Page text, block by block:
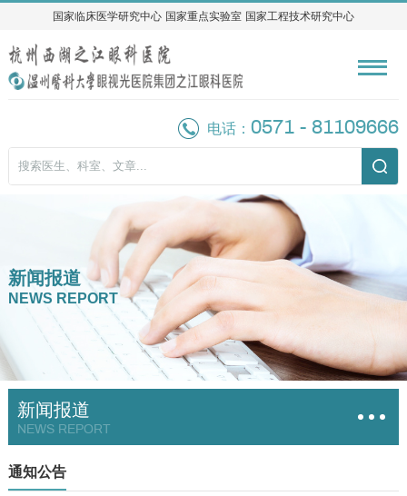
国家临床医学研究中心 国家重点实验室 国家工程技术研究中心
国家临床医学研究中心 国家重点实验室 国家工程技术研究中心
电话：0571 - 81109666
新闻报道
NEWS REPORT
新闻报道
NEWS REPORT
通知公告